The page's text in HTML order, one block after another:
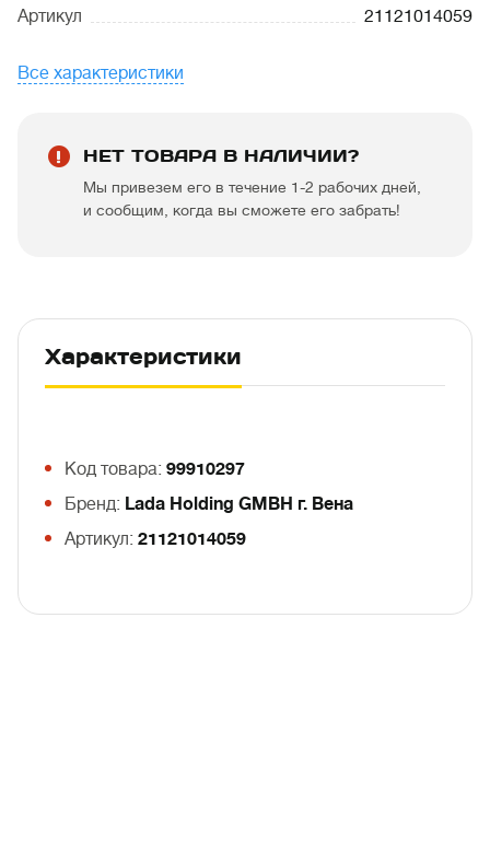
Артикул 21121014059
Все характеристики
НЕТ ТОВАРА В НАЛИЧИИ?
Мы привезем его в течение 1-2 рабочих дней,
и сообщим, когда вы сможете его забрать!
Характеристики
Код товара: 99910297
Бренд: Lada Holding GMBH г. Вена
Артикул: 21121014059